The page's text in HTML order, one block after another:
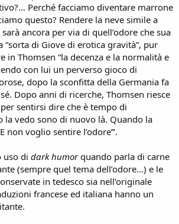
Perché facciamo diventare marrone
questo? Rendere la neve simile a
sarà ancora per via di quell’odore che sua
“sorta di Giove di erotica gravità”, pur
in Thomsen “la decenza e la normalità e
con lui un perverso gioco di
dopo la sconfitta della Germania fa
Dopo anni di ricerche, Thomsen riesce
sentirsi dire che è tempo di
la vedo sono di nuovo là. Quando la
non voglio sentire l’odore”.
uso di dark humorquando parla di carne
(sempre quel tema dell’odore…) e le
in tedesco sia nell’originale
francese ed italiana hanno un